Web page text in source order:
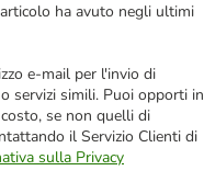
ha avuto negli ultimi
e-mail per l'invio di
servizi simili. Puoi opporti in
se non quelli di
il Servizio Clienti di
sulla Privacy